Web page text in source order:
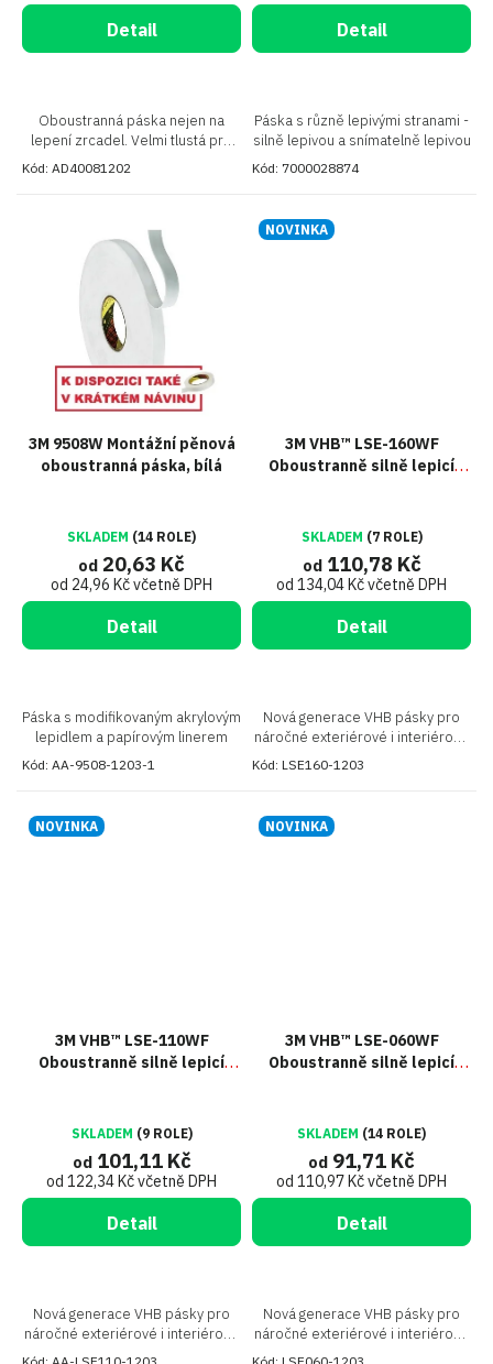
Detail
Oboustranná páska nejen na
lepení zrcadel. Velmi tlustá pro
vyrovnání velkých nerovností.
Kód: AD40081202
Detail
Páska s různě lepivými stranami -
silně lepivou a snímatelně lepivou
Kód: 7000028874
3M 9508W Montážní pěnová
oboustranná páska, bílá
SKLADEM (14 ROLE)
od 24,96 Kč včetně DPH
od 20,63 Kč
Detail
Páska s modifikovaným akrylovým
lepidlem a papírovým linerem
Kód: AA-9508-1203-1
NOVINKA
3M VHB™ LSE-160WF
Oboustranně silně lepicí
SKLADEM (7 ROLE)
od 134,04 Kč včetně DPH
od110,78 Kč
Detail
Nová generace VHB pásky pro
náročné exteriérové i interiérové
spoje obtížně lepitelných plastů
Kód: LSE160-1203
NOVINKA
3M VHB™ LSE-110WF
Oboustranně silně lepicí
SKLADEM (9 ROLE)
od 122,34 Kč včetně DPH
od101,11 Kč
Detail
Nová generace VHB pásky pro
náročné exteriérové i interiérové
spoje obtížně lepitelných plastů
NOVINKA
3M VHB™ LSE-060WF
Oboustranně silně lepicí
SKLADEM (14 ROLE)
od 110,97 Kč včetně DPH
od 91,71 Kč
Detail
Nová generace VHB pásky pro
náročné exteriérové i interiérové
spoje obtížně lepitelných plastů